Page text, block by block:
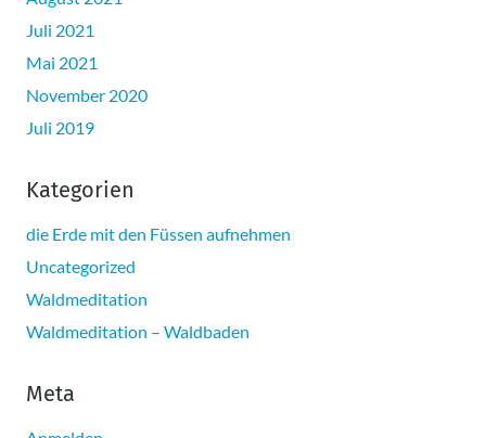
Juli 2021
Mai 2021
November 2020
Juli 2019
Kategorien
die Erde mit den Füssen aufnehmen
Uncategorized
Waldmeditation
Waldmeditation – Waldbaden
Meta